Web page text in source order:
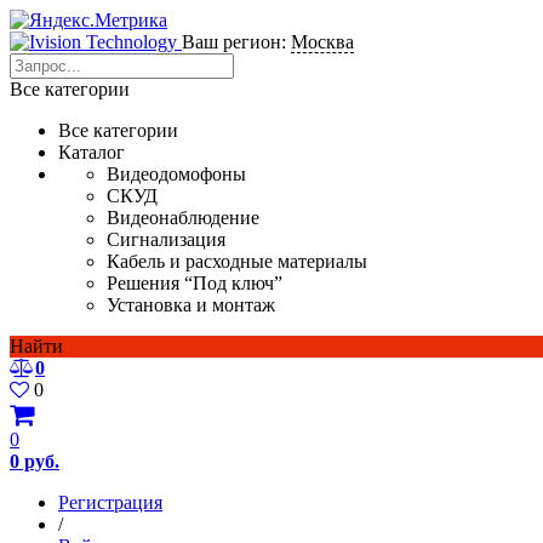
Ваш регион: Москва
Все категории
Все категории
Каталог
Видеодомофоны
СКУД
Видеонаблюдение
Сигнализация
Кабель и расходные материалы
Решения “Под ключ”
Установка и монтаж
Найти
0
0
0
0 руб.
Регистрация
/